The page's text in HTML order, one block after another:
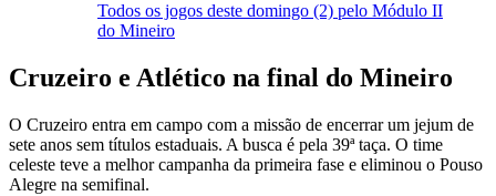
Todos os jogos deste domingo (2) pelo Módulo II
do Mineiro
Cruzeiro e Atlético na final do Mineiro
O Cruzeiro entra em campo com a missão de encerrar um jejum de
sete anos sem títulos estaduais. A busca é pela 39ª taça. O time
celeste teve a melhor campanha da primeira fase e eliminou o Pouso
Alegre na semifinal.